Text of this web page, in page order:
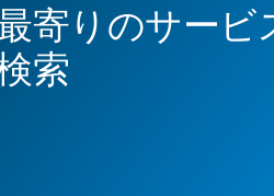
寄りのサービ
索